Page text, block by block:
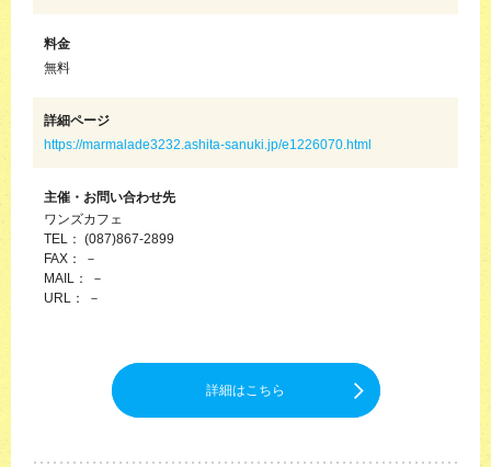
料金
無料
詳細ページ
https://marmalade3232.ashita-sanuki.jp/e1226070.html
主催・お問い合わせ先
ワンズカフェ
TEL： (087)867-2899
FAX： －
MAIL： －
URL： －
詳細はこちら